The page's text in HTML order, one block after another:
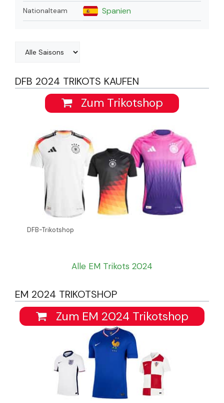
Nationalteam Spanien
DFB 2024 TRIKOTS KAUFEN
Zum Trikotshop
DFB-Trikotshop
Alle EM Trikots 2024
EM 2024 TRIKOTSHOP
Zum EM 2024 Trikotshop